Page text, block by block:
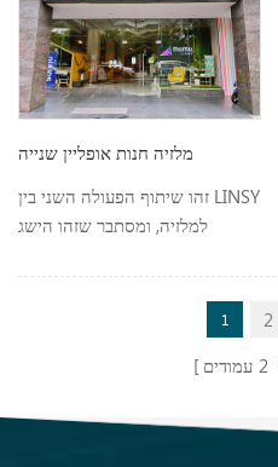
של LINSY לשוק דרום מזרח אסיה,
עם פתיחת חנות דגל שתציע ריהוט
איכותי, מסוגנן ופונקציונלי ללקוחות
בפיליפינים....
מלזיה חנות אופליין שנייה
זהו שיתוף הפעולה השני בין LINSY
למלזיה, ומסתבר שזהו הישג
living מכסה את כל קטגוריות
שולחנות, שולחנות קפה, שולחנות
אוכל וכו'. השירות האחד של
מביאים חווית קנייה טובה מאוד
1
2
2 עמודים